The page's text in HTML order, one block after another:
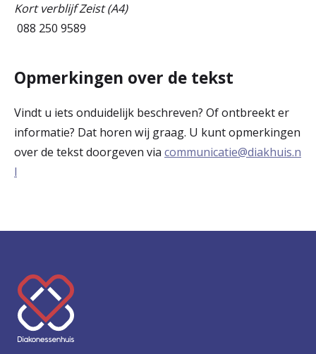
Kort verblijf Zeist (A4)
​​​​​​ 088 250 9589
Opmerkingen over de tekst
Vindt u iets onduidelijk beschreven? Of ontbreekt er
informatie? Dat horen wij graag. U kunt opmerkingen
over de tekst doorgeven via communicatie@diakhuis.n
l
K
e
e